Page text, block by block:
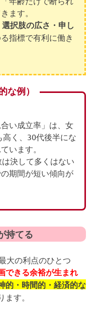
ます。
選択肢の広さ・申し
指標で有利に働き
な例）
い成立率」は、女
く、30代後半にな
います。
決して多くはない
期間が短い傾向が
持てる
大の利点のひとつ
できる余裕が生まれ
的・時間的・経済的な
ます。